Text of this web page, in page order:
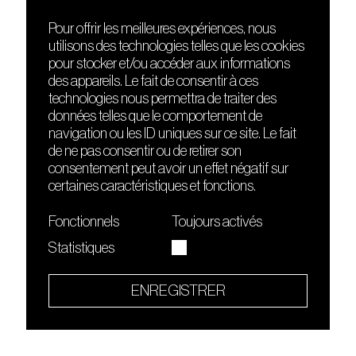
DÉCOUVRIR
Le lieu
Contact
Presse
Cours de DJing
TMLAB
FRIENDS
Nuits sonores
HEAT
Hôtel71
La Gaîté Lyrique
Le Sucre fait partie de
Quartier culturel et créatif
Pour offrir les meilleures expériences, nous
utilisons des technologies telles que les cookies
pour stocker et/ou accéder aux informations
des appareils. Le fait de consentir à ces
technologies nous permettra de traiter des
données telles que le comportement de
navigation ou les ID uniques sur ce site. Le fait
de ne pas consentir ou de retirer son
consentement peut avoir un effet négatif sur
certaines caractéristiques et fonctions.
Fonctionnels
Toujours activés
Statistiques
ENREGISTRER